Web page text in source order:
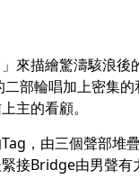
來描繪驚濤駭浪
部輪唱加上密集
主的看顧。
，由三個聲部
接Bridge由男聲